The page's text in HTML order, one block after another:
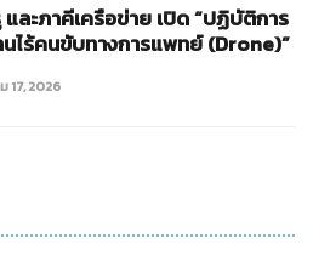
ละภาคีเครือข่าย เปิด “ปฏิบัติการ
ไร้คนขับทางการแพทย์ (Drone)”
17, 2026